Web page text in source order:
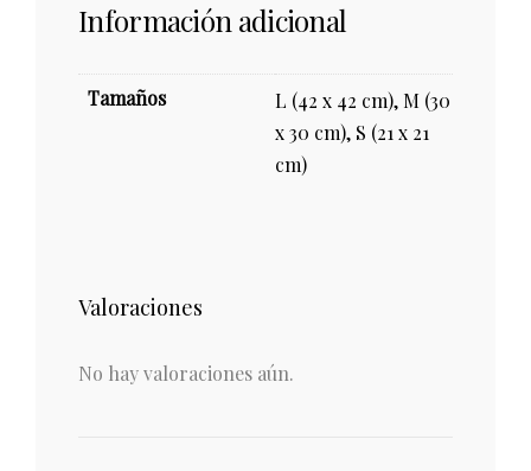
Información adicional
Tamaños
L (42 x 42 cm), M (30
x 30 cm), S (21 x 21
cm)
Valoraciones
No hay valoraciones aún.